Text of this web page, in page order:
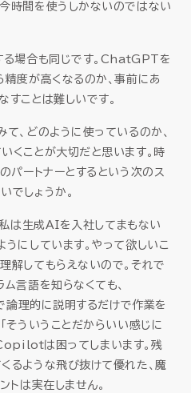
時間を使うしかないのではない
る場合も同じです。ChatGPTを
精度が高くなるのか、事前にあ
すことは難しいです。
、どのように使っているのか、
くことが大切だと思います。時
パートナーとするという次のス
でしょうか。
は生成AIを入社してまもない
にしています。やって欲しいこ
解してもらえないので。それで
言語を知らなくても、
理的に説明するだけで作業を
そういうことだからいい感じに
は困ってしまいます。残
るような飛び抜けて優れた、魔
トは実在しません。